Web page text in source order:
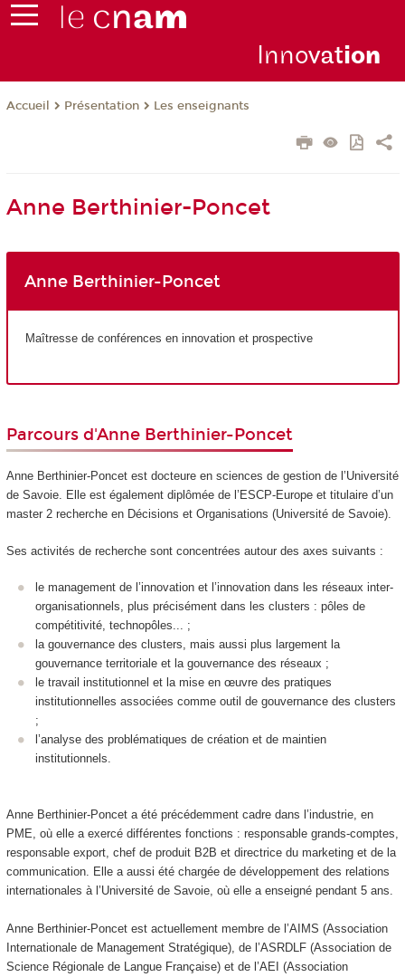
Innovation
Accueil Présentation Les enseignants
Anne Berthinier-Poncet
Anne Berthinier-Poncet
Maîtresse de conférences en innovation et prospective
Parcours d'Anne Berthinier-Poncet
Anne Berthinier-Poncet est docteure en sciences de gestion de l’Université
de Savoie. Elle est également diplômée de l’ESCP-Europe et titulaire d’un
master 2 recherche en Décisions et Organisations (Université de Savoie).
Ses activités de recherche sont concentrées autour des axes suivants :
le management de l’innovation et l’innovation dans les réseaux inter-
organisationnels, plus précisément dans les clusters : pôles de
compétitivité, technopôles... ;
la gouvernance des clusters, mais aussi plus largement la
gouvernance territoriale et la gouvernance des réseaux ;
le travail institutionnel et la mise en œuvre des pratiques
institutionnelles associées comme outil de gouvernance des clusters
;
l’analyse des problématiques de création et de maintien
institutionnels.
Anne Berthinier-Poncet a été précédemment cadre dans l’industrie, en
PME, où elle a exercé différentes fonctions : responsable grands-comptes,
responsable export, chef de produit B2B et directrice du marketing et de la
communication. Elle a aussi été chargée de développement des relations
internationales à l’Université de Savoie, où elle a enseigné pendant 5 ans.
Anne Berthinier-Poncet est actuellement membre de l’AIMS (Association
Internationale de Management Stratégique), de l’ASRDLF (Association de
Science Régionale de Langue Française) et de l’AEI (Association